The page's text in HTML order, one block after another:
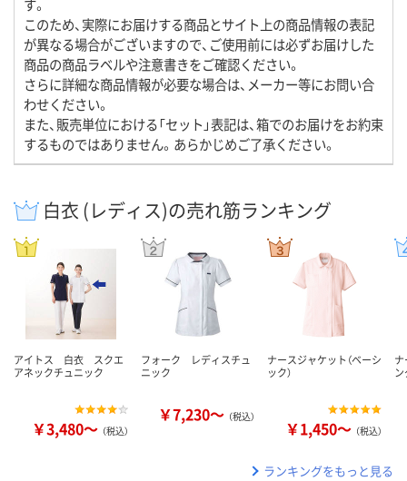
す。
このため、実際にお届けする商品とサイト上の商品情報の表記
が異なる場合がございますので、ご使用前には必ずお届けした
商品の商品ラベルや注意書きをご確認ください。
さらに詳細な商品情報が必要な場合は、メーカー等にお問い合
わせください。
また、販売単位における「セット」表記は、箱でのお届けをお約束
するものではありません。あらかじめご了承ください。
白衣 (レディス)の売れ筋ランキング
アイトス 白衣 スクエ
アネックチュニック
￥3,480～ （税込）
フォーク レディスチュ
ニック
￥7,230～ （税込）
ナースジャケット（ベーシ
ック）
￥1,450～ （税込）
ナ
ン
ランキングをもっと見る